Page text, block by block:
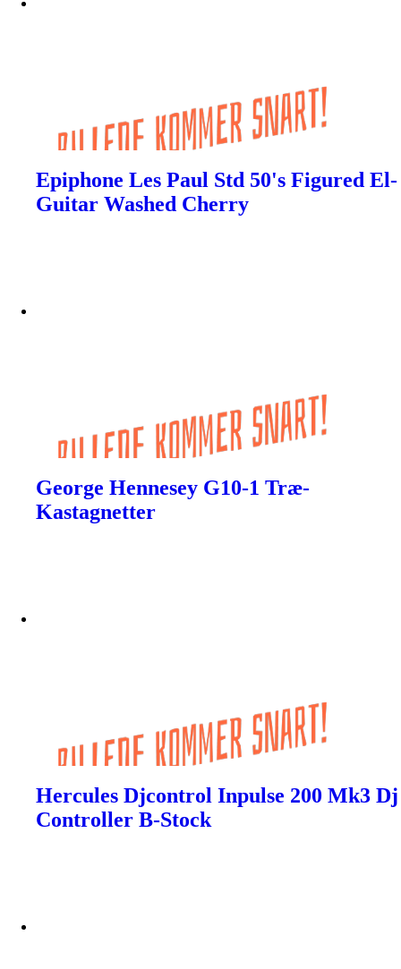
Epiphone Les Paul Std 50's Figured El-
Guitar Washed Cherry
George Hennesey G10-1 Træ-
Kastagnetter
Hercules Djcontrol Inpulse 200 Mk3 Dj
Controller B-Stock